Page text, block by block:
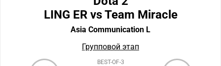
LING ER vs Team Miracle
Asia Communication L
Групповой этап
BEST-OF-3